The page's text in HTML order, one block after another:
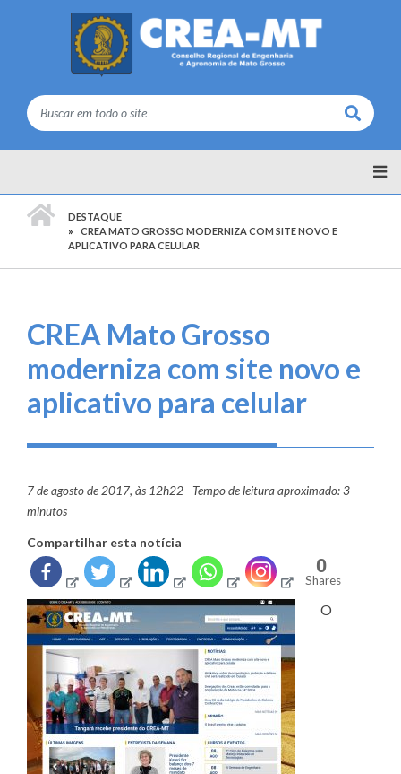
Buscar
DESTAQUE
CREA MATO GROSSO MODERNIZA COM SITE NOVO E
APLICATIVO PARA CELULAR
CREA Mato Grosso
moderniza com site novo e
aplicativo para celular
7 de agosto de 2017, às 12h22 - Tempo de leitura aproximado: 3
minutos
Compartilhar esta notícia
0
Shares
O